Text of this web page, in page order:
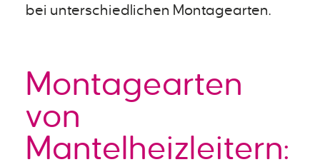
bei unterschiedlichen Montagearten.
Montagearten
von
Mantelheizleitern: